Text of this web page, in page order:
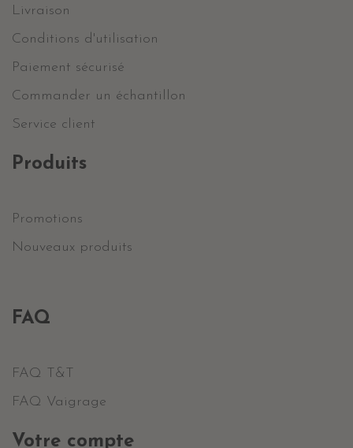
Livraison
Conditions d'utilisation
Paiement sécurisé
Commander un échantillon
Service client
Produits
Promotions
Nouveaux produits
FAQ
FAQ T&T
FAQ Vaigrage
Votre compte